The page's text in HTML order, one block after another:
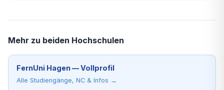
Mehr zu beiden Hochschulen
FernUni Hagen — Vollprofil
Alle Studiengänge, NC & Infos →